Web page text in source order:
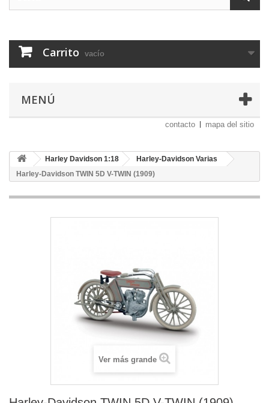
Carrito vacío
MENÚ
contacto mapa del sitio
Harley Davidson 1:18
Harley-Davidson Varias
Harley-Davidson TWIN 5D V-TWIN (1909)
Ver más grande